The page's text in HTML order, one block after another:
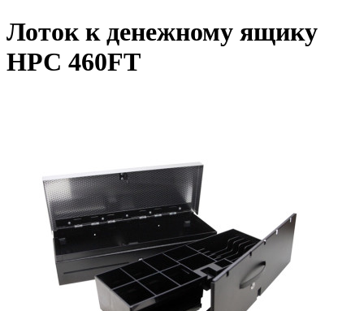
Лоток к денежному ящику
HPC 460FT